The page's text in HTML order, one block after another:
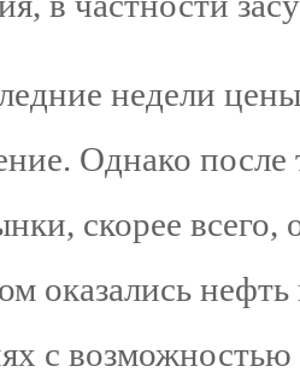
недели
Однако после
скорее
оказались
с возможностью